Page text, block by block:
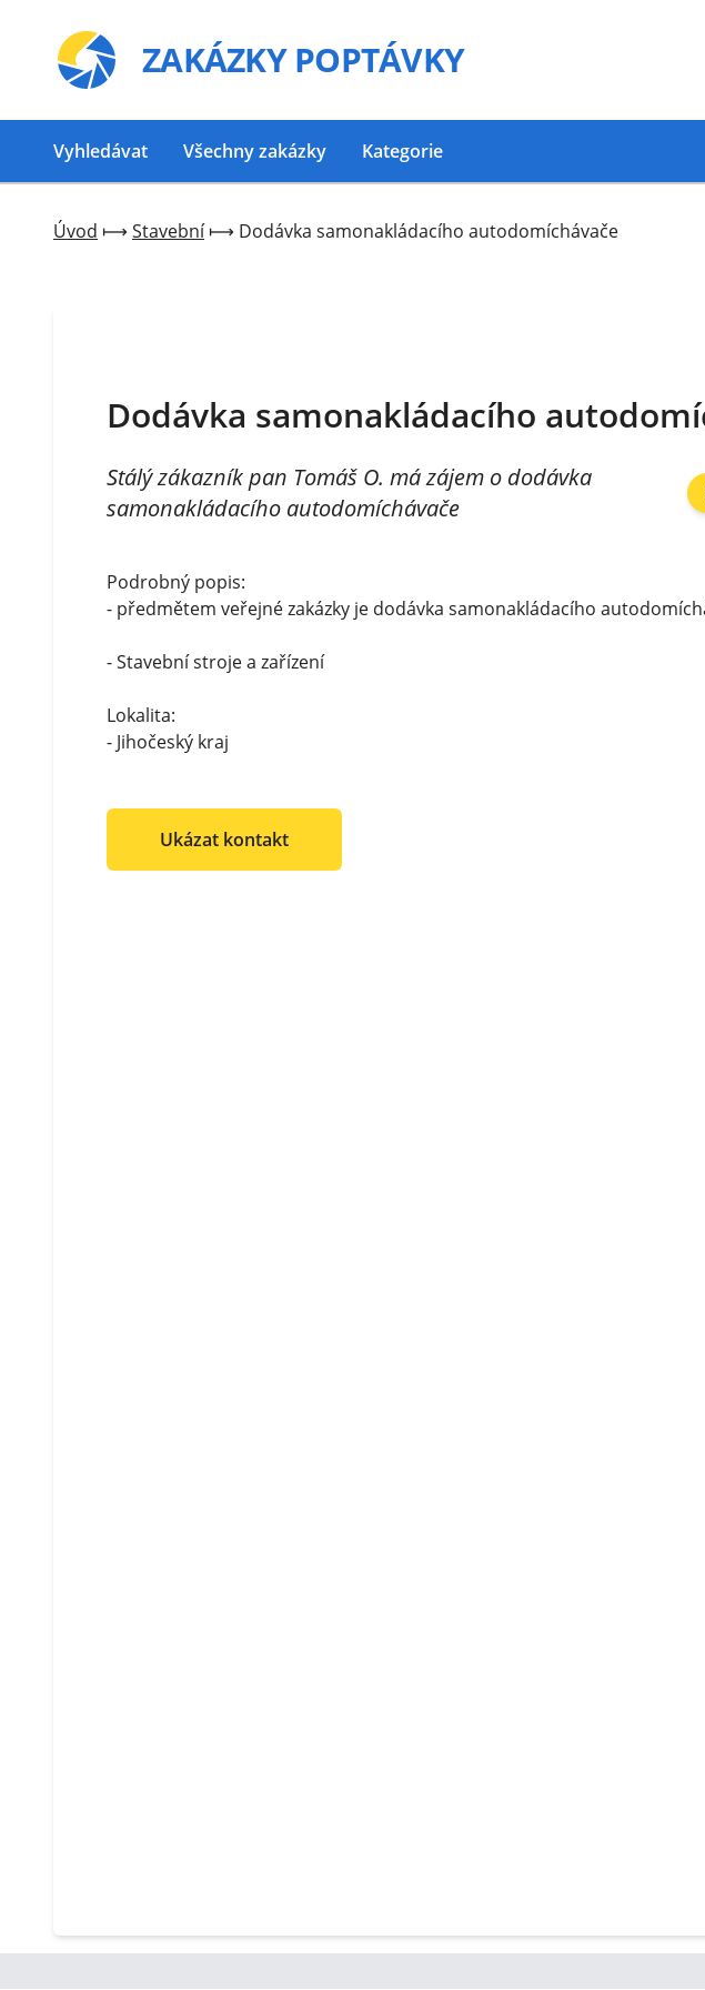
ZAKÁZKY POPTÁVKY
Vyhledávat Všechny zakázky Kategorie
Úvod ⟼ Stavební⟼ Dodávka samonakládacího autodomíchávače
Dodávka samonakládacího
Stálý zákazník pan Tomáš O. má zájem o dodávka
samonakládacího autodomíchávače
Podrobný popis:
- předmětem veřejné zakázky je dodávka samonakládacího
- Stavební stroje a zařízení
Lokalita:
- Jihočeský kraj
Ukázat kontakt